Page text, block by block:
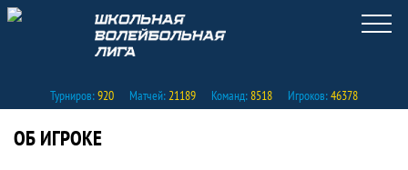
Турниров:920 Матчей:21189 Команд:8518 Игроков:46378
ОБ ИГРОКЕ